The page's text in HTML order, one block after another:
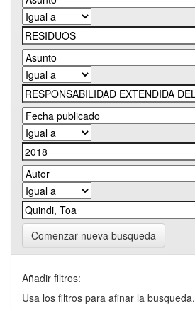
Comenzar nueva busqueda
Añadir filtros:
Usa los filtros para afinar la busqueda.